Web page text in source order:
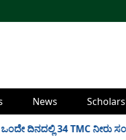
News
34 TMC ನೀರು